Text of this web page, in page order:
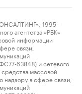
1995–
агентства «РБК»
информации
связи,
63848) и сетевого
массовой
в сфере связи,